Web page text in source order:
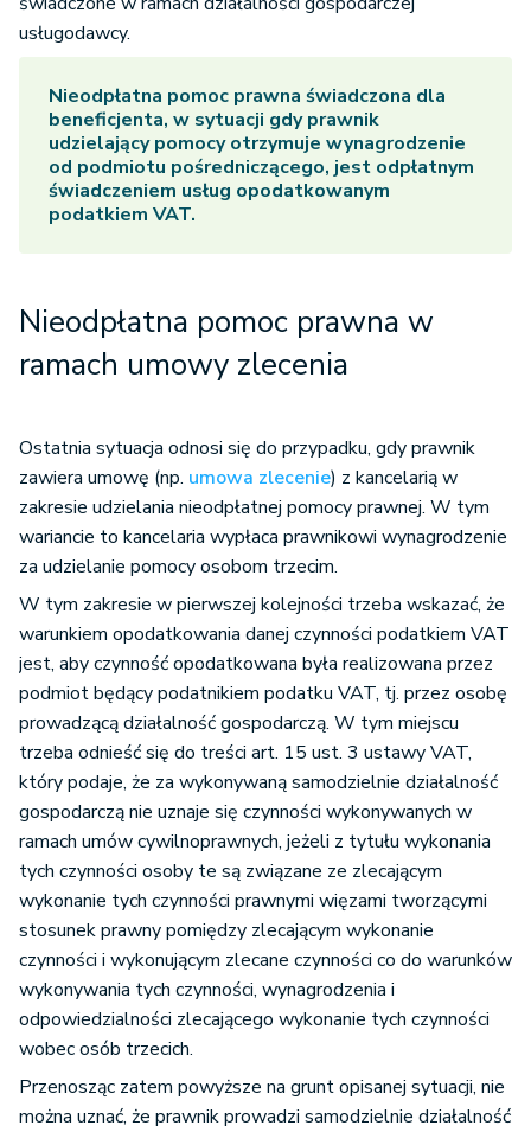
usługodawcy.
Nieodpłatna pomoc prawna świadczona dla
beneficjenta, w sytuacji gdy prawnik
udzielający pomocy otrzymuje wynagrodzenie
od podmiotu pośredniczącego, jest odpłatnym
świadczeniem usług opodatkowanym
podatkiem VAT.
Nieodpłatna pomoc prawna w
ramach umowy zlecenia
Ostatnia sytuacja odnosi się do przypadku, gdy prawnik
zawiera umowę (np. umowa zlecenie) z kancelarią w
zakresie udzielania nieodpłatnej pomocy prawnej. W tym
wariancie to kancelaria wypłaca prawnikowi wynagrodzenie
za udzielanie pomocy osobom trzecim.
W tym zakresie w pierwszej kolejności trzeba wskazać, że
warunkiem opodatkowania danej czynności podatkiem VAT
jest, aby czynność opodatkowana była realizowana przez
podmiot będący podatnikiem podatku VAT, tj. przez osobę
prowadzącą działalność gospodarczą. W tym miejscu
trzeba odnieść się do treści art. 15 ust. 3 ustawy VAT,
który podaje, że za wykonywaną samodzielnie działalność
gospodarczą nie uznaje się czynności wykonywanych w
ramach umów cywilnoprawnych, jeżeli z tytułu wykonania
tych czynności osoby te są związane ze zlecającym
wykonanie tych czynności prawnymi więzami tworzącymi
stosunek prawny pomiędzy zlecającym wykonanie
czynności i wykonującym zlecane czynności co do warunków
wykonywania tych czynności, wynagrodzenia i
odpowiedzialności zlecającego wykonanie tych czynności
wobec osób trzecich.
Przenosząc zatem powyższe na grunt opisanej sytuacji, nie
można uznać, że prawnik prowadzi samodzielnie działalność